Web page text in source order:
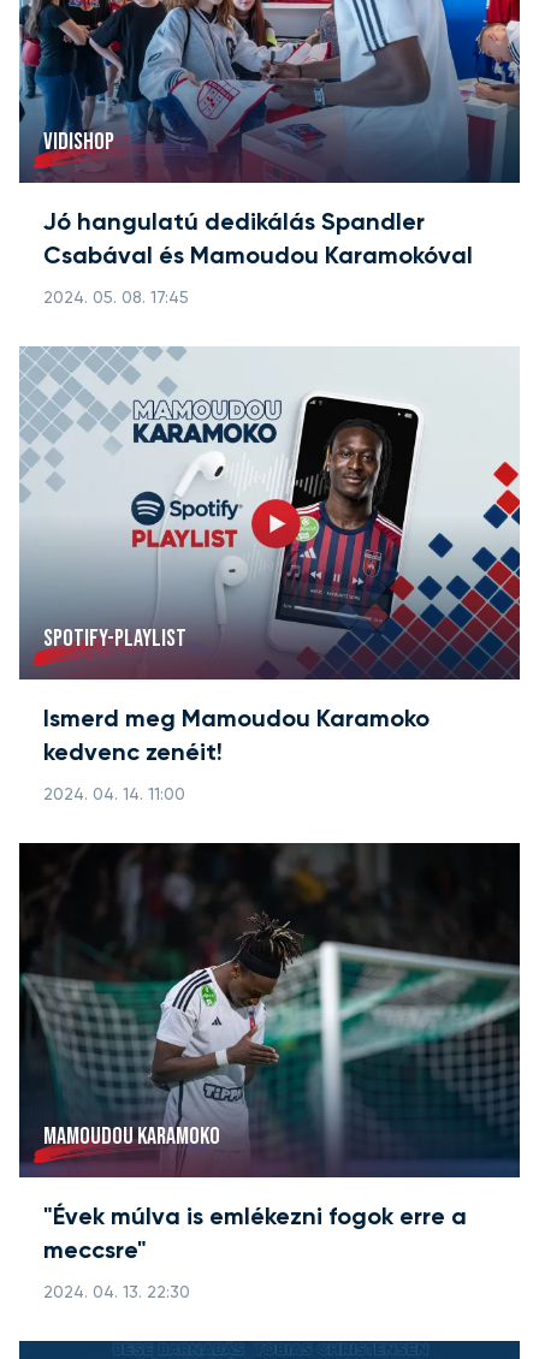
VIDISHOP
Jó hangulatú dedikálás Spandler
Csabával és Mamoudou Karamokóval
2024. 05. 08. 17:45
SPOTIFY-PLAYLIST
Ismerd meg Mamoudou Karamoko
kedvenc zenéit!
2024. 04. 14. 11:00
MAMOUDOU KARAMOKO
"Évek múlva is emlékezni fogok erre a
meccsre"
2024. 04. 13. 22:30